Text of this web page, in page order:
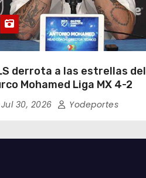
derrota a las estrellas del
Mohamed Liga MX 4-2
Jul 30, 2026 Yodeportes